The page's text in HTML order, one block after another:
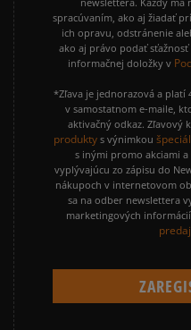
spracúvaním, ako aj žiadať
ich opravu, odstránenie
ako aj právo podať
informačnej doložky v
*Zľava je jednorazová a
v samostatnom e-maile,
aktivačný odkaz. Zľavový
produkty s výnimkou
s inými promo akciami
vyplývajúcu zo zápisu do
nákupoch v internetovom
sa na odber newslettera
marketingových